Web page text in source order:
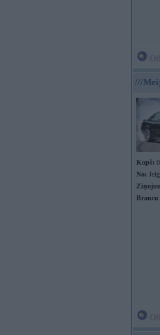
///
Kopš:
No:
Braucu